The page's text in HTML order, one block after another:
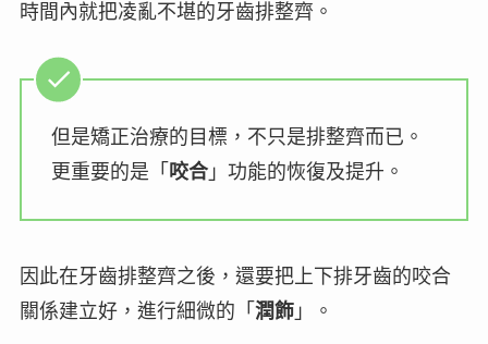
時間內就把凌亂不堪的牙齒排整齊。
但是矯正治療的目標，不只是排整齊而已。
更重要的是「 咬合」功能的恢復及提升。
因此在牙齒排整齊之後，還要把上下排牙齒的咬合
關係建立好，進行細微的「 潤飾」。